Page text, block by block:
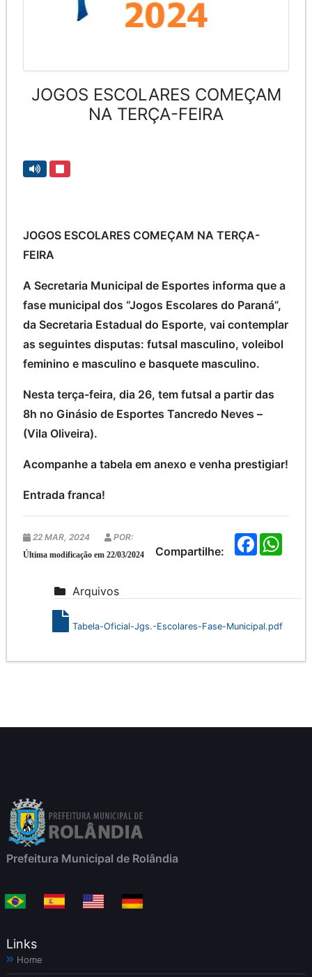
JOGOS ESCOLARES COMEÇAM
NA TERÇA-FEIRA
JOGOS ESCOLARES COMEÇAM NA TERÇA-
FEIRA
A Secretaria Municipal de Esportes informa que a
fase municipal dos “Jogos Escolares do Paraná”,
da Secretaria Estadual do Esporte, vai contemplar
as seguintes disputas: futsal masculino, voleibol
feminino e masculino e basquete masculino.
Nesta terça-feira, dia 26, tem futsal a partir das
8h no Ginásio de Esportes Tancredo Neves –
(Vila Oliveira).
Acompanhe a tabela em anexo e venha prestigiar!
Entrada franca!
Compartilhe:
F
a
o
A
22 MAR, 2024 POR:
Última modificação em 22/03/2024
Arquivos
Tabela-Oficial-Jgs.-Escolares-Fase-Municipal.pdf
Prefeitura Municipal de Rolândia
Links
Home